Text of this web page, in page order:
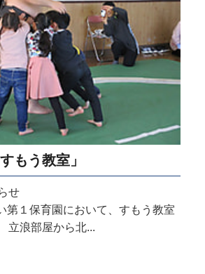
もう教室」
せ
第１保育園において、すもう教室
立浪部屋から北...